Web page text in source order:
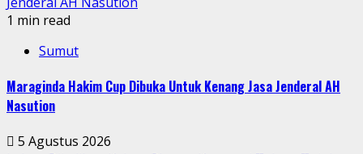
1 min read
Sumut
Maraginda Hakim Cup Dibuka Untuk Kenang Jasa Jenderal AH
Nasution
5 Agustus 2026